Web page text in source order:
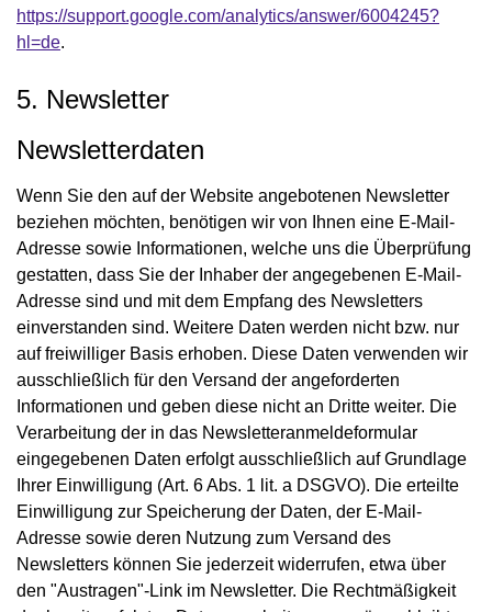
https://support.google.com/analytics/answer/6004245?
hl=de.
5. Newsletter
Newsletterdaten
Wenn Sie den auf der Website angebotenen Newsletter
beziehen möchten, benötigen wir von Ihnen eine E-Mail-
Adresse sowie Informationen, welche uns die Überprüfung
gestatten, dass Sie der Inhaber der angegebenen E-Mail-
Adresse sind und mit dem Empfang des Newsletters
einverstanden sind. Weitere Daten werden nicht bzw. nur
auf freiwilliger Basis erhoben. Diese Daten verwenden wir
ausschließlich für den Versand der angeforderten
Informationen und geben diese nicht an Dritte weiter. Die
Verarbeitung der in das Newsletteranmeldeformular
eingegebenen Daten erfolgt ausschließlich auf Grundlage
Ihrer Einwilligung (Art. 6 Abs. 1 lit. a DSGVO). Die erteilte
Einwilligung zur Speicherung der Daten, der E-Mail-
Adresse sowie deren Nutzung zum Versand des
Newsletters können Sie jederzeit widerrufen, etwa über
den "Austragen"-Link im Newsletter. Die Rechtmäßigkeit